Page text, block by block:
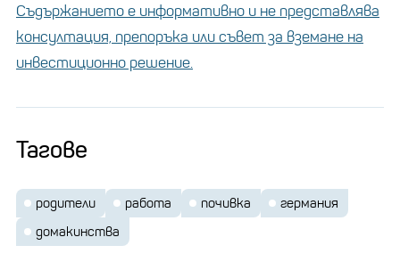
Съдържанието е информативно и не представлява
консултация, препоръка или съвет за вземане на
инвестиционно решение.
Тагове
родители работа почивка
германия
домакинства